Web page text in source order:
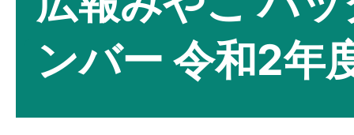
ンバー 令和2年